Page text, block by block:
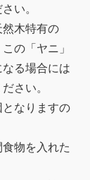
い。
木特有の
の「ヤニ」
る場合には
さい。
なりますの
物を入れた